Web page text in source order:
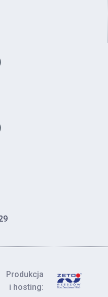
Produkcja
i hosting: